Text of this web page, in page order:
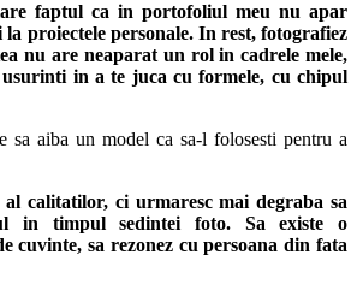
faptul ca in portofoliul meu nu apar
proiectele personale. In rest, fotografiez
nu are neaparat un rol in cadrele mele,
in a te juca cu formele, cu chipul
sa aiba un model ca sa-l folosesti pentru a
calitatilor, ci urmaresc mai degraba sa
in timpul sedintei foto. Sa existe o
cuvinte, sa rezonez cu persoana din fata